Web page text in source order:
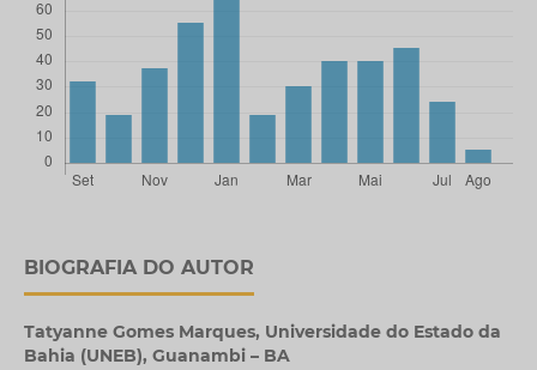
BIOGRAFIA DO AUTOR
Tatyanne Gomes Marques, Universidade do Estado da
Bahia (UNEB), Guanambi – BA